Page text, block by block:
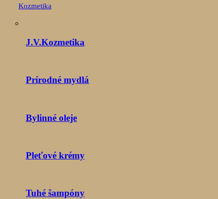
Kozmetika
J.V.Kozmetika
Prírodné mydlá
Bylinné oleje
Pleťové krémy
Tuhé šampóny